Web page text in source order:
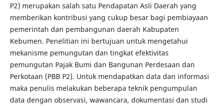
P2) merupakan salah satu Pendapatan Asli Daerah yang
memberikan kontribusi yang cukup besar bagi pembiayaan
pemerintah dan pembangunan daerah Kabupaten
Kebumen. Penelitian ini bertujuan untuk mengetahui
mekanisme pemungutan dan tingkat efektivitas
pemungutan Pajak Bumi dan Bangunan Perdesaan dan
Perkotaan (PBB P2). Untuk mendapatkan data dan informasi
maka penulis melakukan beberapa teknik pengumpulan
data dengan observasi, wawancara, dokumentasi dan studi